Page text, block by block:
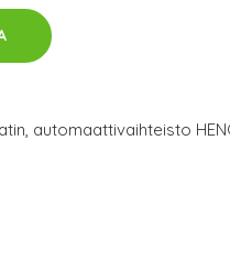
automaattivaihteisto